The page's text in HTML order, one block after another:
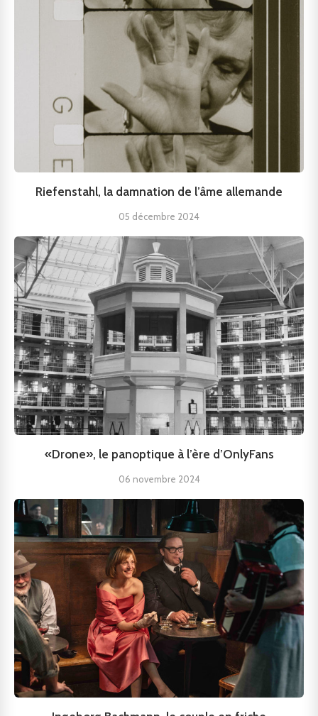
Riefenstahl, la damnation de l’âme allemande
05 décembre 2024
«Drone», le panoptique à l’ère d’OnlyFans
06 novembre 2024